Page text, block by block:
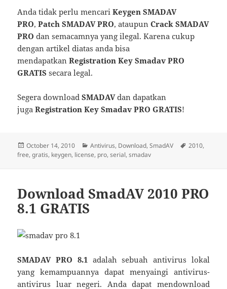
Anda tidak perlu mencariKeygen SMADAV
PRO,Patch SMADAV PRO, ataupunCrack SMADAV
PRO dan semacamnya yang ilegal. Karena cukup
dengan artikel diatas anda bisa
mendapatkanRegistration Key Smadav PRO
GRATIS secara legal.
Segera downloadSMADAVdan dapatkan
jugaRegistration Key Smadav PRO GRATIS!
Posted
on
October 14, 2010 Categories
Antivirus, Download,SmadAV Tags
2010,
free,gratis, keygen, license, pro,serial,smadav
Download SmadAV 2010 PRO
8.1 GRATIS
SMADAV PRO 8.1 adalah sebuah antivirus lokal
yang kemampuannya dapat menyaingi antivirus-
antivirus luar negeri. Anda dapat mendownload